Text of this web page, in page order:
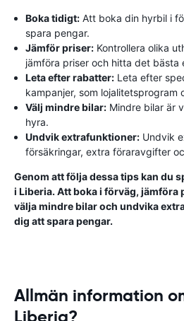
Boka tidigt: Att boka din hyrbil i
spara pengar.
Jämför priser: Kontrollera olika
jämföra priser och hitta det bästa
Leta efter rabatter: Leta efter
kampanjer, som lojalitetsprogram
Välj mindre bilar: Mindre bilar är
hyra.
Undvik extrafunktioner: Undvik
försäkringar, extra föraravgifter
Genom att följa dessa tips kan du
i Liberia. Att boka i förväg, jämföra
välja mindre bilar och undvika
dig att spara pengar.
Allmän information
Liberia?